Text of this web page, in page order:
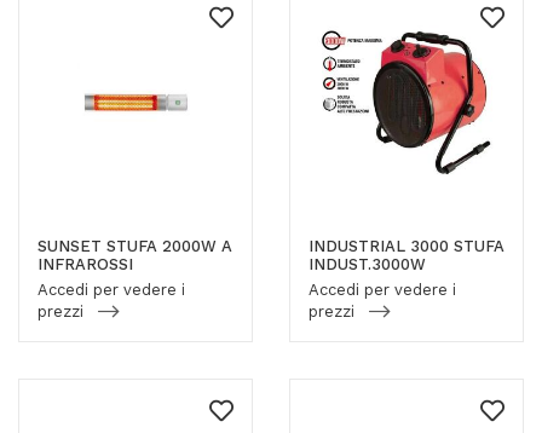
SUNSET STUFA 2000W A
INFRAROSSI
Accedi per vedere i
prezzi
INDUSTRIAL 3000 STUFA
INDUST.3000W
Accedi per vedere i
prezzi